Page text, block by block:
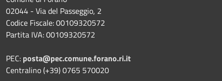
02044 - Via del Passeggio, 2
Codice Fiscale: 00109320572
Partita IVA: 00109320572
PEC: posta@pec.comune.forano.ri.it
Centralino (+39) 0765 570020